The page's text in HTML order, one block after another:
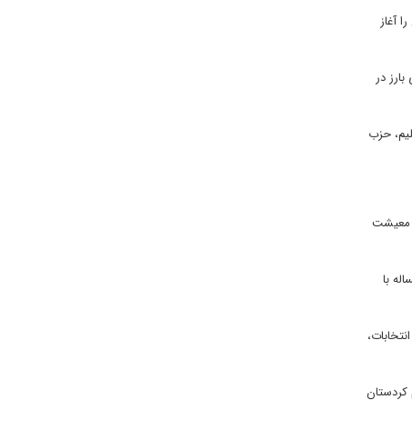
آغاز
در
حزب
معیشت
با
کردستان